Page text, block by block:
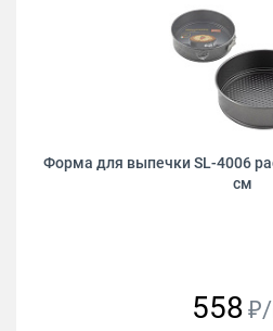
Форма для выпечки SL-4006
см
558 ₽/